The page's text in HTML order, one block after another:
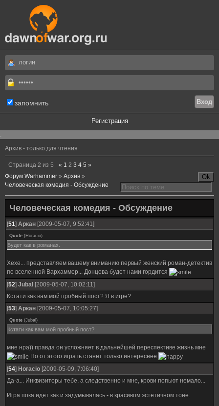
запомнить
Регистрация
.
Архив - только для чтения
Страница 2 из 5 « 1 2 3 4 5 »
Форум Warhammer » Архив »
Человеческая комедия - Обсуждение
Человеческая комедия - Обсуждение
[51] Аркан [2009-05-07, 9:52:41]
Quote (Horacio)
Будет как в романах.
Хехе... представляем вашему вниманию первый женский роман-детектив
по вселенной Вархаммер... Донцова будет нами гордится
[52] Jubal [2009-05-07, 10:02:11]
Кстати как вам мой пробный пост? Я в игре?
[53] Аркан [2009-05-07, 10:05:27]
Quote (Jubal )
Кстати как вам мой пробный пост?
мне нра)) правда он усложняет в дальнейшей переспективе жизнь мне
Но от этого играть станет только интереснее
[54] Horacio [2009-05-09, 7:06:40]
Да-а... Инквизиторы тебе, а следственно и мне, крови попьют немало...
Игра пока идет как и задумывалась - в красивом эстетичном тоне.